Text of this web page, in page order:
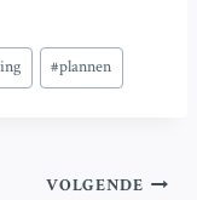
#plannen
VOLGENDE